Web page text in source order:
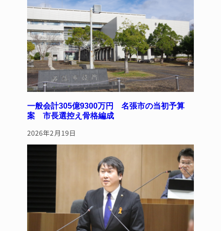
一般会計305億9300万円 名張市の当初予算
案 市長選控え骨格編成
2026年2月19日